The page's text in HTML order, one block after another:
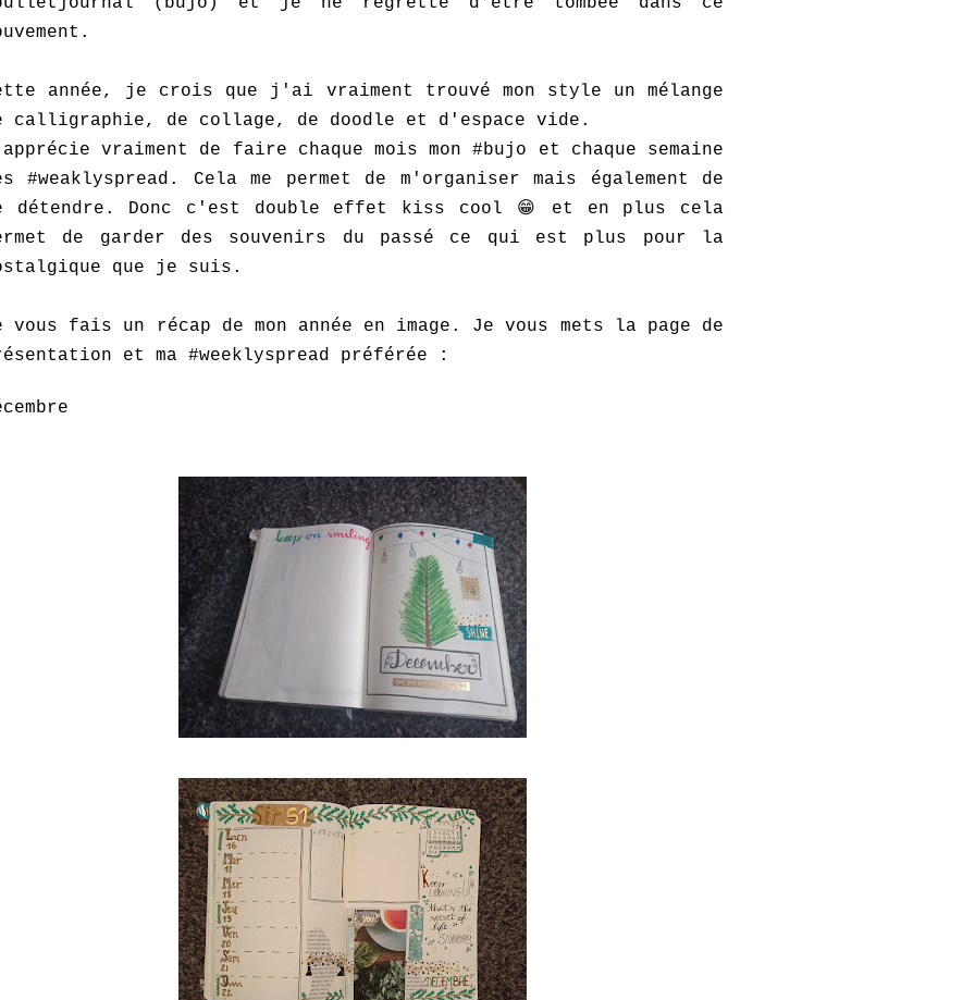
année, je crois que j'ai vraiment trouvé mon style un mélange
calligraphie, de collage, de doodle et d'espace vide.
vraiment de faire chaque mois mon #bujo et chaque semaine
#weaklyspread. Cela me permet de m'organiser mais également de
détendre. Donc c'est double effet kiss cool 😁 et en plus cela
de garder des souvenirs du passé ce qui est plus pour la
que je suis.
vous fais un récap de mon année en image. Je vous mets la page de
et ma #weeklyspread préférée :